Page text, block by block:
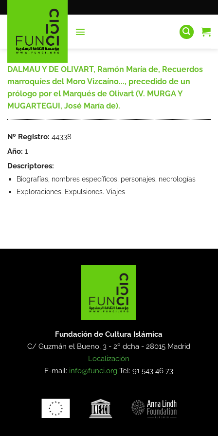
al
DALMAU Y DE OLIVART, Ramón María de, Recuerdos
marroquíes del Moro Vizcaíno..., precedido de un
prólogo por el Marqués de Olivart (V. MURGA Y
MUGARTEGUI, José María de).
Nº Registro: 44338
Año: 1
Descriptores:
Biografías, nombres específicos, personajes, necrologías
Exploraciones. Expulsiones. Viajes
Fundación de Cultura Islámica
C/ Guzmán el Bueno, 3 - 2º dcha -28015 Madrid
Localización
E-mail: info@funci.org Tel: 91 543 46 73